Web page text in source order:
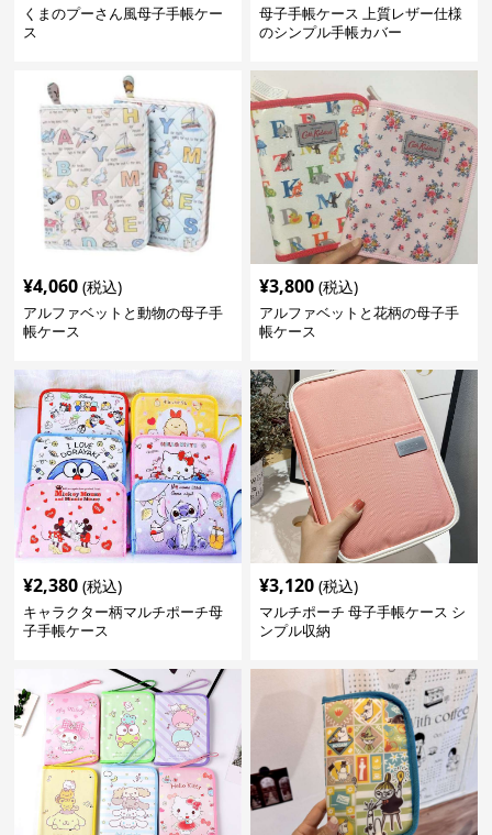
くまのプーさん風母子手帳ケー
ス
母子手帳ケース 上質レザー仕様
のシンプル手帳カバー
¥4,060 (税込)
アルファベットと動物の母子手
帳ケース
¥3,800 (税込)
アルファベットと花柄の母子手
帳ケース
¥2,380 (税込)
キャラクター柄マルチポーチ母
子手帳ケース
¥3,120 (税込)
マルチポーチ 母子手帳ケース シ
ンプル収納